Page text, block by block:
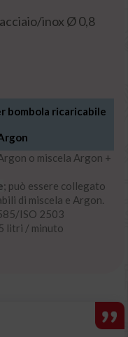
inox Ø 0,8
bombola ricaricabile
o miscela Argon +
; può essere collegato
di miscela e Argon.
ISO 2503
litri / minuto